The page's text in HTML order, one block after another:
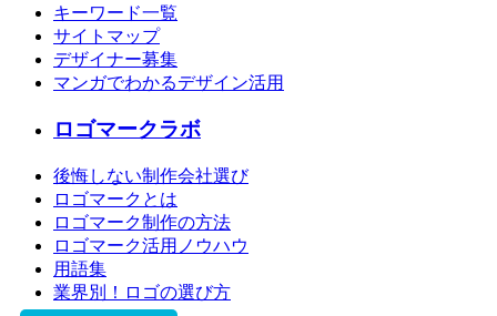
キーワード一覧
サイトマップ
デザイナー募集
マンガでわかるデザイン活用
ロゴマークラボ
後悔しない制作会社選び
ロゴマークとは
ロゴマーク制作の方法
ロゴマーク活用ノウハウ
用語集
業界別！ロゴの選び方